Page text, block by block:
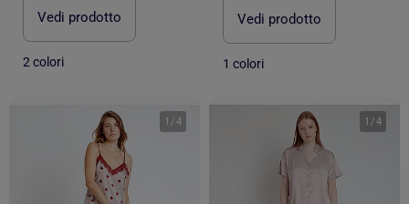
Vedi prodotto
2 colori
Vedi prodotto
1 colori
1 /4 1 /4